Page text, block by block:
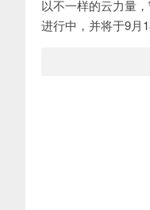
以不一样的云力量
进行中，并将于9月